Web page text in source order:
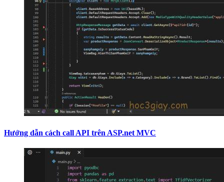
Hướng dẫn cách call API trên ASP.net MVC